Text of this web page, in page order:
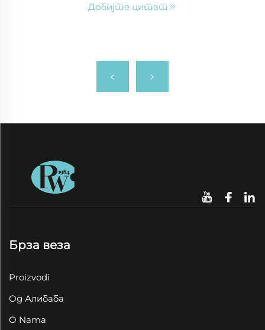
Добијте цитат
Брза веза
Proizvodi
Од Алибаба
O Nama